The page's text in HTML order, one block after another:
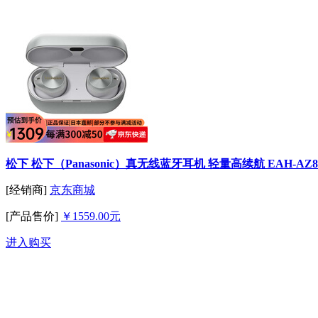
松下 松下（Panasonic）真无线蓝牙耳机 轻量高续航 EAH-
[经销商] 京东商城
[产品售价] ￥1559.00元
进入购买